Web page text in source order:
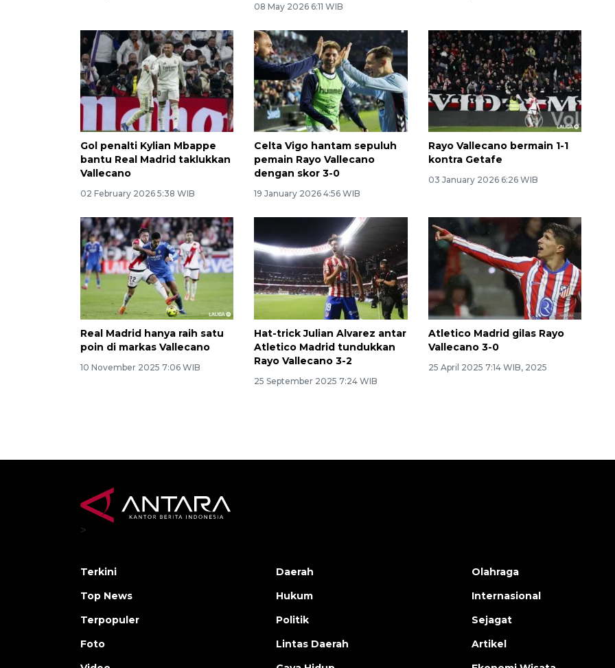
08 May 2026 6:11 WIB
Gol penalti Kylian Mbappe
bantu Real Madrid taklukkan
Vallecano
02 February 2026 5:38 WIB
Celta Vigo hantam sepuluh
pemain Rayo Vallecano
dengan skor 3-0
19 January 2026 4:56 WIB
Rayo Vallecano bermain 1-1
kontra Getafe
03 January 2026 6:26 WIB
Real Madrid hanya raih satu
poin di markas Vallecano
10 November 2025 7:06 WIB
Hat-trick Julian Alvarez antar
Atletico Madrid tundukkan
Rayo Vallecano 3-2
25 September 2025 7:24 WIB
Atletico Madrid gilas Rayo
Vallecano 3-0
25 April 2025 7:14 WIB, 2025
>
Terkini
Top News
Terpopuler
Foto
Daerah
Hukum
Politik
Lintas Daerah
Olahraga
Internasional
Sejagat
Artikel